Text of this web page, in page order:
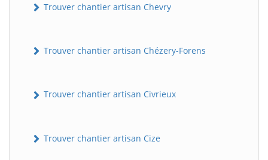
Trouver chantier artisan Chevry
Trouver chantier artisan Chézery-Forens
Trouver chantier artisan Civrieux
Trouver chantier artisan Cize